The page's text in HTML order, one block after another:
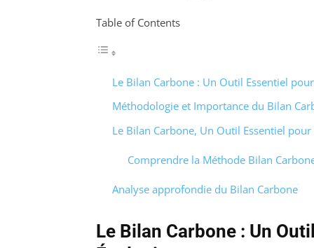
Table of Contents
Le Bilan Carbone : Un Outil Essentiel
Méthodologie et Importance du Bilan
Le Bilan Carbone, Un Outil Essentiel
Comprendre la Méthode Bilan
Analyse approfondie du Bilan Carbone
Le Bilan Carbone : Un